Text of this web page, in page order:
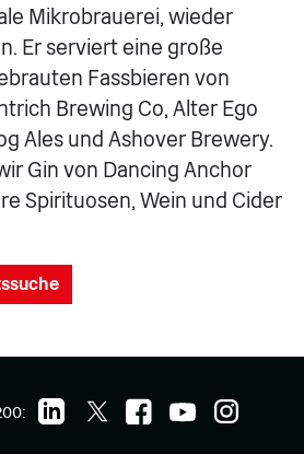
Mikrobrauerei, wieder
Er serviert eine große
Fassbieren von
Brewing Co, Alter Ego
Ales und Ashover Brewery.
Gin von Dancing Anchor
Spirituosen, Wein und Cider